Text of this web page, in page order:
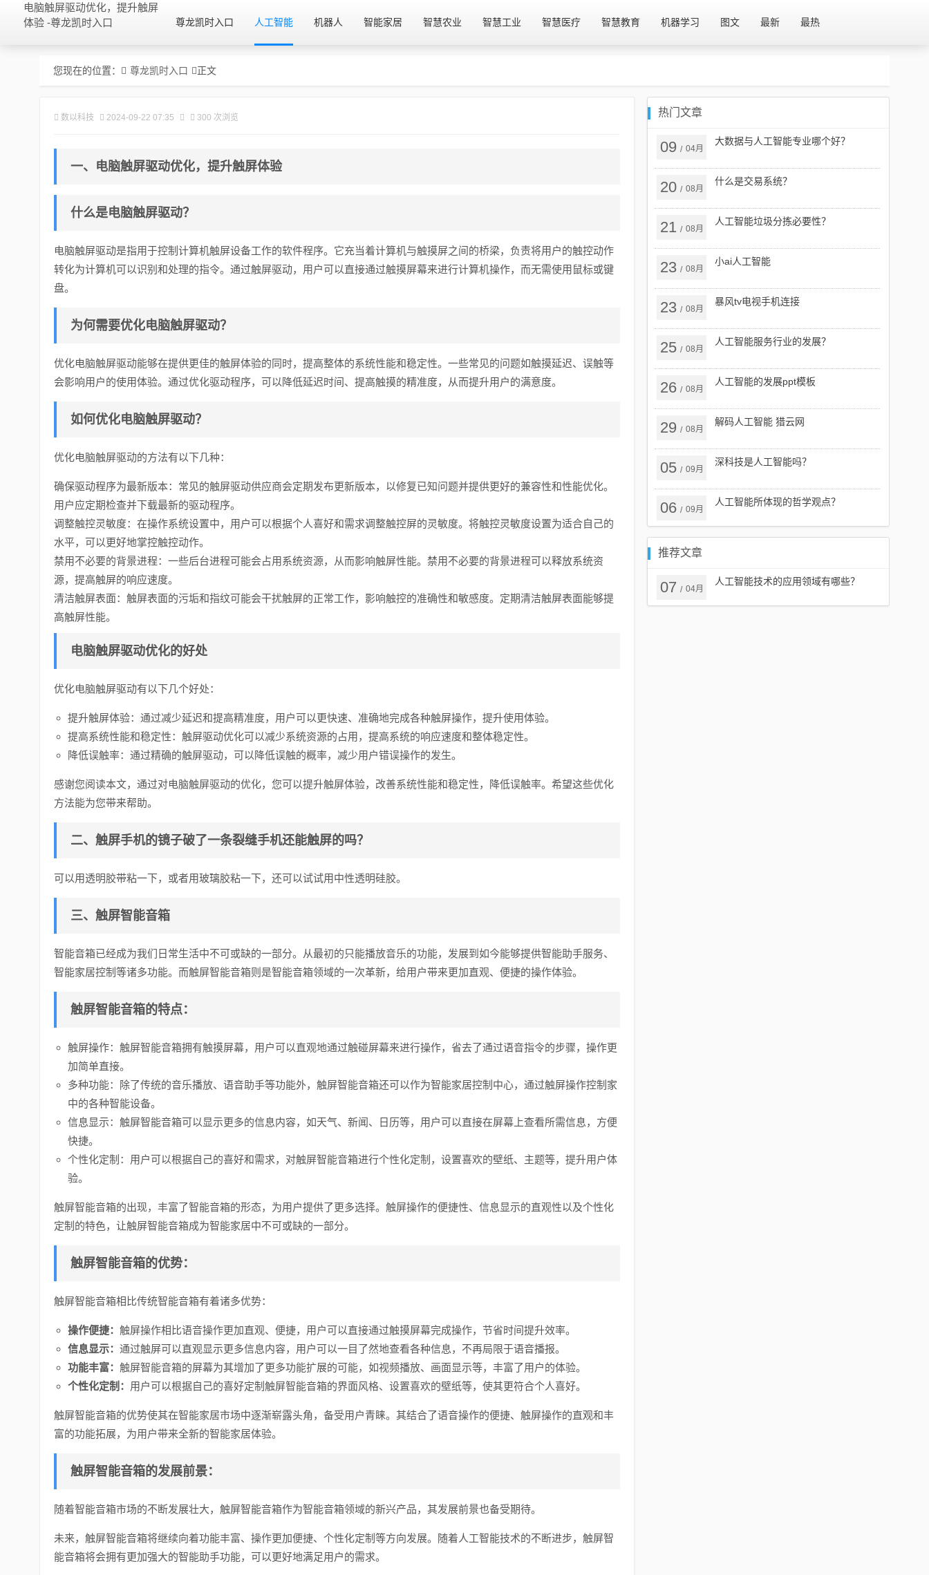
电脑触屏驱动优化，提升触屏
体验 -尊龙凯时入口
尊龙凯时入口 人工智能 机器人 智能家居 智慧农业 智慧工业 智慧医疗 智慧教育 机器学习 图文 最新 最热
您现在的位置： 尊龙凯时入口 正文
数以科技 2024-09-22 07:35 300 次浏览
一、电脑触屏驱动优化，提升触屏体验
什么是电脑触屏驱动？
电脑触屏驱动是指用于控制计算机触屏设备工作的软件程序。它充当着计算机与触摸屏之间的桥梁，负责将用户的触控动作
转化为计算机可以识别和处理的指令。通过触屏驱动，用户可以直接通过触摸屏幕来进行计算机操作，而无需使用鼠标或键
盘。
为何需要优化电脑触屏驱动？
优化电脑触屏驱动能够在提供更佳的触屏体验的同时，提高整体的系统性能和稳定性。一些常见的问题如触摸延迟、误触等
会影响用户的使用体验。通过优化驱动程序，可以降低延迟时间、提高触摸的精准度，从而提升用户的满意度。
如何优化电脑触屏驱动？
优化电脑触屏驱动的方法有以下几种：
确保驱动程序为最新版本：常见的触屏驱动供应商会定期发布更新版本，以修复已知问题并提供更好的兼容性和性能优化。
用户应定期检查并下载最新的驱动程序。
调整触控灵敏度：在操作系统设置中，用户可以根据个人喜好和需求调整触控屏的灵敏度。将触控灵敏度设置为适合自己的
水平，可以更好地掌控触控动作。
禁用不必要的背景进程：一些后台进程可能会占用系统资源，从而影响触屏性能。禁用不必要的背景进程可以释放系统资
源，提高触屏的响应速度。
清洁触屏表面：触屏表面的污垢和指纹可能会干扰触屏的正常工作，影响触控的准确性和敏感度。定期清洁触屏表面能够提
高触屏性能。
电脑触屏驱动优化的好处
优化电脑触屏驱动有以下几个好处：
提升触屏体验：通过减少延迟和提高精准度，用户可以更快速、准确地完成各种触屏操作，提升使用体验。
提高系统性能和稳定性：触屏驱动优化可以减少系统资源的占用，提高系统的响应速度和整体稳定性。
降低误触率：通过精确的触屏驱动，可以降低误触的概率，减少用户错误操作的发生。
感谢您阅读本文，通过对电脑触屏驱动的优化，您可以提升触屏体验，改善系统性能和稳定性，降低误触率。希望这些优化
方法能为您带来帮助。
二、触屏手机的镜子破了一条裂缝手机还能触屏的吗？
可以用透明胶带粘一下，或者用玻璃胶粘一下，还可以试试用中性透明硅胶。
三、触屏智能音箱
智能音箱已经成为我们日常生活中不可或缺的一部分。从最初的只能播放音乐的功能，发展到如今能够提供智能助手服务、
智能家居控制等诸多功能。而触屏智能音箱则是智能音箱领域的一次革新，给用户带来更加直观、便捷的操作体验。
触屏智能音箱的特点：
触屏操作：触屏智能音箱拥有触摸屏幕，用户可以直观地通过触碰屏幕来进行操作，省去了通过语音指令的步骤，操作更
加简单直接。
多种功能：除了传统的音乐播放、语音助手等功能外，触屏智能音箱还可以作为智能家居控制中心，通过触屏操作控制家
中的各种智能设备。
信息显示：触屏智能音箱可以显示更多的信息内容，如天气、新闻、日历等，用户可以直接在屏幕上查看所需信息，方便
快捷。
个性化定制：用户可以根据自己的喜好和需求，对触屏智能音箱进行个性化定制，设置喜欢的壁纸、主题等，提升用户体
验。
触屏智能音箱的出现，丰富了智能音箱的形态，为用户提供了更多选择。触屏操作的便捷性、信息显示的直观性以及个性化
定制的特色，让触屏智能音箱成为智能家居中不可或缺的一部分。
触屏智能音箱的优势：
触屏智能音箱相比传统智能音箱有着诸多优势：
操作便捷： 触屏操作相比语音操作更加直观、便捷，用户可以直接通过触摸屏幕完成操作，节省时间提升效率。
信息显示： 通过触屏可以直观显示更多信息内容，用户可以一目了然地查看各种信息，不再局限于语音播报。
功能丰富： 触屏智能音箱的屏幕为其增加了更多功能扩展的可能，如视频播放、画面显示等，丰富了用户的体验。
个性化定制： 用户可以根据自己的喜好定制触屏智能音箱的界面风格、设置喜欢的壁纸等，使其更符合个人喜好。
触屏智能音箱的优势使其在智能家居市场中逐渐崭露头角，备受用户青睐。其结合了语音操作的便捷、触屏操作的直观和丰
富的功能拓展，为用户带来全新的智能家居体验。
触屏智能音箱的发展前景：
随着智能音箱市场的不断发展壮大，触屏智能音箱作为智能音箱领域的新兴产品，其发展前景也备受期待。
未来，触屏智能音箱将继续向着功能丰富、操作更加便捷、个性化定制等方向发展。随着人工智能技术的不断进步，触屏智
能音箱将会拥有更加强大的智能助手功能，可以更好地满足用户的需求。
热门文章
09 / 04月
大数据与人工智能专业哪个好？
20 / 08月
什么是交易系统？
21 / 08月
人工智能垃圾分拣必要性？
23 / 08月
小ai人工智能
23 / 08月
暴风tv电视手机连接
25 / 08月
人工智能服务行业的发展？
26 / 08月
人工智能的发展ppt模板
29 / 08月
解码人工智能 猎云网
05 / 09月
深科技是人工智能吗？
06 / 09月
人工智能所体现的哲学观点？
推荐文章
07 / 04月
人工智能技术的应用领域有哪些？